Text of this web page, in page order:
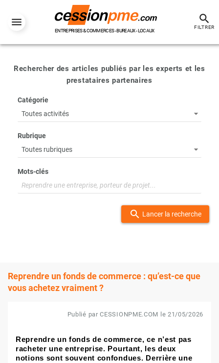
ENTREPRISES & COMMERCES - BUREAUX - LOCAUX
search
FILTRER
Rechercher des articles publiés par les experts et les
prestataires partenaires
Catégorie
Rubrique
Mots-clés
search Lancer la recherche
Reprendre un fonds de commerce : qu’est-ce que
vous achetez vraiment ?
Publié par CESSIONPME.COM le 21/05/2026
Reprendre un fonds de commerce, ce n’est pas
racheter une entreprise. Pourtant, les deux
notions sont souvent confondues. Derrière une